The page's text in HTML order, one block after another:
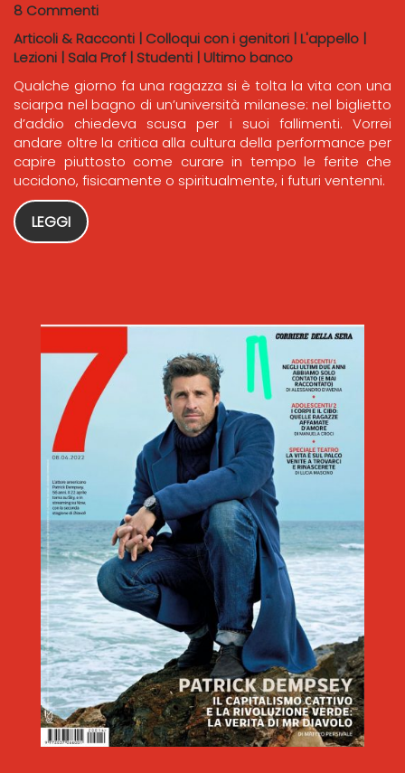
8 Commenti
Articoli & Racconti | Colloqui con i genitori | L'appello |
Lezioni | Sala Prof| Studenti | Ultimo banco
Qualche giorno fa una ragazza si è tolta la vita con una
sciarpa nel bagno di un’università milanese: nel biglietto
d’addio chiedeva scusa per i suoi fallimenti. Vorrei
andare oltre la critica alla cultura della performance per
capire piuttosto come curare in tempo le ferite che
uccidono, fisicamente o spiritualmente, i futuri ventenni.
LEGGI